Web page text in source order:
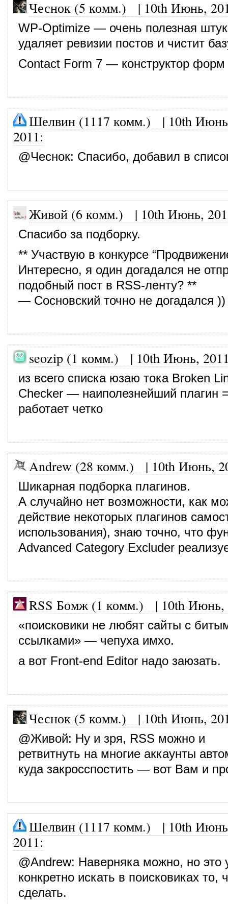
Чеснок (5 комм.) | 10th Июнь,
WP-Optimize — очень полезная
удаляет ревизии постов и чистит
Contact Form 7 — конструктор форм
Шелвин (1117 комм.) | 10th
2011:
@Чеснок: Спасибо, добавил в
Живой (6 комм.) | 10th Июнь,
Спасибо за подборку.
** Участвую в конкурсе
Интересно, я один догадался не
подобный пост в RSS-ленту? **
— Сосновский точно не догадался ))
seozip (1 комм.) | 10th Июнь,
из всего списка юзаю тока Broken
Checker — наиполезнейший плагин
работает четко
Andrew (28 комм.) | 10th Июнь,
Шикарная подборка плагинов.
А случайно нет возможности, как
действие некоторых плагинов
использования), знаю точно, что
Advanced Category Excluder
RSS Бомж (1 комм.) | 10th Июнь,
«поисковики не любят сайты с
ссылками» — чепуха имхо.
а вот Front-end Editor надо заюзать.
Чеснок (5 комм.) | 10th Июнь,
@Живой: Ну и зря, RSS можно и
ретвитнуть на многие аккаунты
куда закросспостить — вот Вам и
Шелвин (1117 комм.) | 10th
2011:
@Andrew: Наверняка можно, но это
конкретно искать в поисковиках то,
сделать.